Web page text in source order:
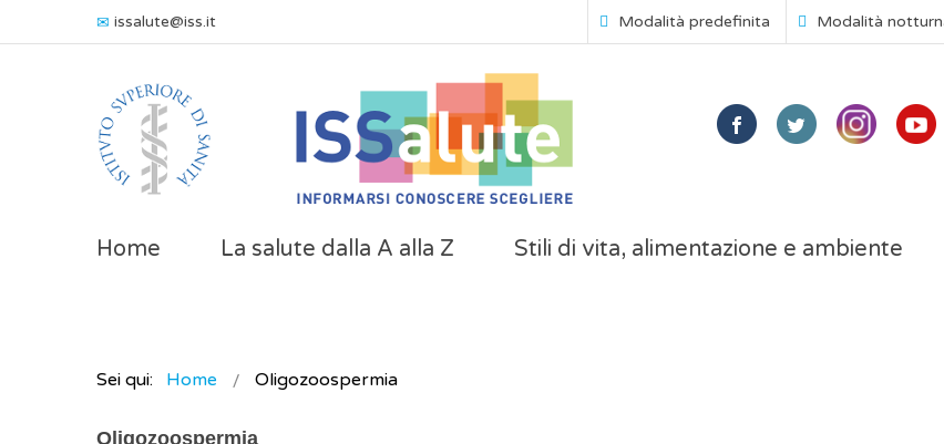
issalute@iss.it Modalità predefinita Modalità
Home La salute dalla A alla Z Stili di vita, alimentazione e ambiente
Sei qui: Home Oligozoospermia
Oligozoospermia